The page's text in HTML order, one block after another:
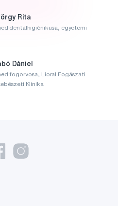
Rita
dentálhigiénikusa, egyetemi
Dániel
fogorvosa, Lioral Fogászati
Klinika